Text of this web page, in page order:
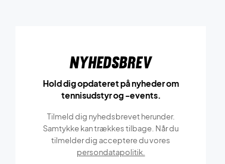
Nyhedsbrev
Hold dig opdateret på nyheder om
tennisudstyr og -events.
Tilmeld dig nyhedsbrevet herunder.
Samtykke kan trækkes tilbage. Når du
tilmelder dig acceptere du vores
persondatapolitik.